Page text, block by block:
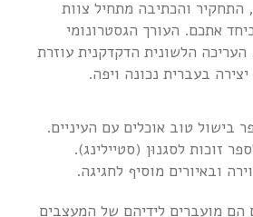
התחקיר והכתיבה מתחיל צוות
אתכם. העורך הגסטרונומי
הלשונית הדקדקנית עוזרת
בעברית נכונה ויפה.
בישול טוב אוכלים עם העיניים.
זוכות לסגנוּן (סטיילינג).
ובאיורים מוסיף לחגיגה.
הם מועברים לידיהם של המעצבים